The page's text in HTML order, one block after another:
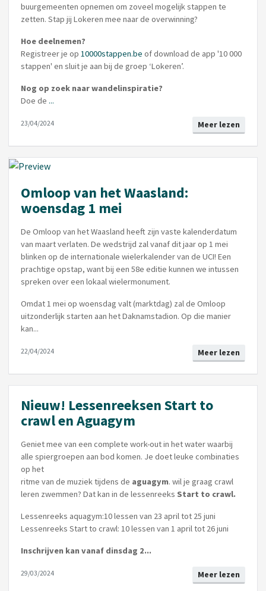
buurgemeenten opnemen om zoveel mogelijk stappen te
zetten. Stap jij Lokeren mee naar de overwinning?
Hoe deelnemen?
Registreer je op 10000stappen.be of download de app '10 000
stappen' en sluit je aan bij de groep ‘Lokeren’.
Nog op zoek naar wandelinspiratie?
Doe de ...
Meer lezen
23/04/2024
Omloop van het Waasland:
woensdag 1 mei
De Omloop van het Waasland heeft zijn vaste kalenderdatum
van maart verlaten. De wedstrijd zal vanaf dit jaar op 1 mei
blinken op de internationale wielerkalender van de UCI! Een
prachtige opstap, want bij een 58e editie kunnen we intussen
spreken over een lokaal wielermonument.
Omdat 1 mei op woensdag valt (marktdag) zal de Omloop
uitzonderlijk starten aan het Daknamstadion. Op die manier
kan...
Meer lezen
22/04/2024
Nieuw! Lessenreeksen Start to
crawl en Aguagym
Geniet mee van een complete work-out in het water waarbij
alle spiergroepen aan bod komen. Je doet leuke combinaties
op het
ritme van de muziek tijdens de aguagym. wil je graag crawl
leren zwemmen? Dat kan in de lessenreeks Start to crawl.
Lessenreeks aquagym:10 lessen van 23 april tot 25 juni
Lessenreeks Start to crawl: 10 lessen van 1 april tot 26 juni
Inschrijven kan vanaf dinsdag 2...
Meer lezen
29/03/2024